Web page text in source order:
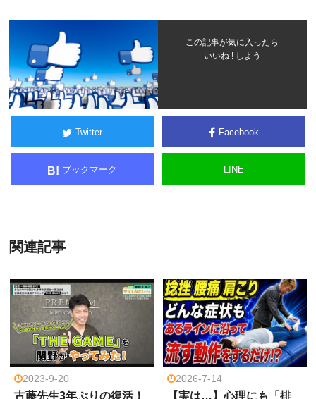
この記事が気に入ったら
いいね ! しよう
Twitter Facebook
B! ブックマーク LINE
関連記事
2023-9-20
古藤先生3年ぶりの復活！
2026-7-14
【実は…】心理にも「排